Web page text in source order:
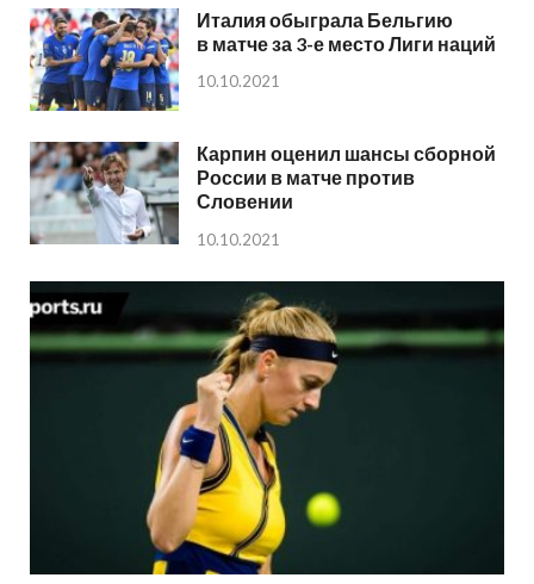
Италия обыграла Бельгию
в матче за 3-е место Лиги наций
10.10.2021
Карпин оценил шансы сборной
России в матче против
Словении
10.10.2021